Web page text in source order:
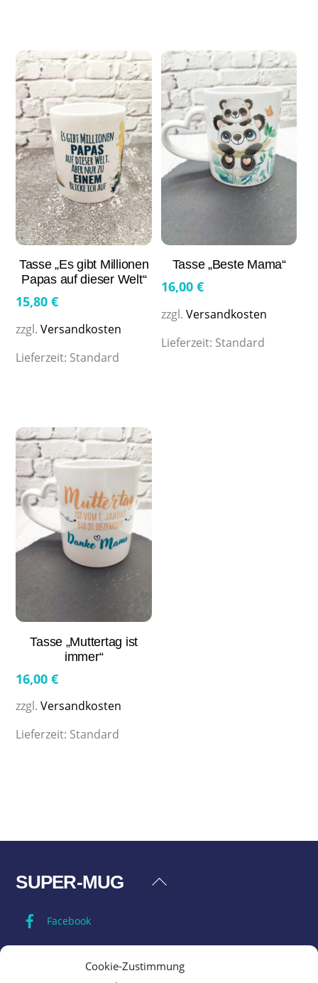
Cookie-Zustimmung
Tasse „Es gibt Millionen
Papas auf dieser Welt“
15,80€
zzgl.Versandkosten
Lieferzeit: Standard
Tasse „Beste Mama“
16,00 €
zzgl. Versandkosten
Lieferzeit: Standard
Tasse „Muttertag ist
immer“
16,00€
zzgl.Versandkosten
Lieferzeit: Standard
Back
SUPER-MUG
Facebook